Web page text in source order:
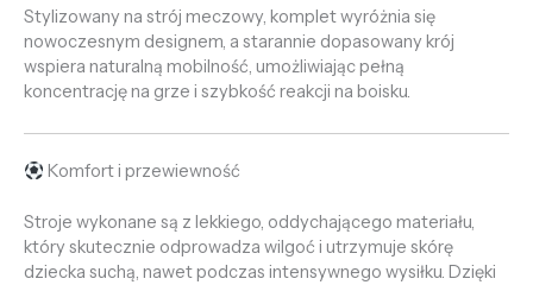
Stylizowany na strój meczowy, komplet wyróżnia się
nowoczesnym designem, a starannie dopasowany krój
wspiera naturalną mobilność, umożliwiając pełną
koncentrację na grze i szybkość reakcji na boisku.
Komfort i przewiewność
Stroje wykonane są z lekkiego, oddychającego materiału,
który skutecznie odprowadza wilgoć i utrzymuje skórę
dziecka suchą, nawet podczas intensywnego wysiłku. Dzięki